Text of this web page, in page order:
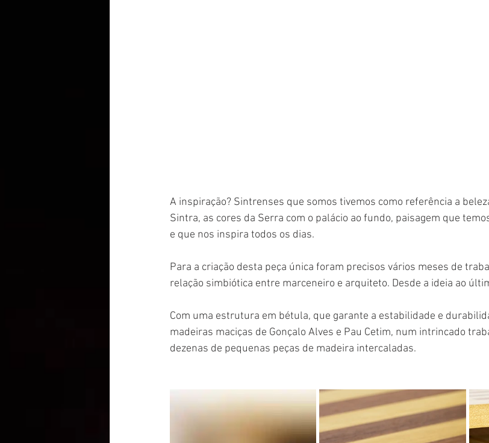
A inspiração? Sintrenses que somos tivemos como referência a
Sintra, as cores da Serra com o palácio ao fundo, paisagem que
e que nos inspira todos os dias.
Para a criação desta peça única foram precisos vários meses de
relação simbiótica entre marceneiro e arquiteto. Desde a ideia ao
Com uma estrutura em bétula, que garante a estabilidade e
madeiras maciças de Gonçalo Alves e Pau Cetim, num intrincado
dezenas de pequenas peças de madeira intercaladas.